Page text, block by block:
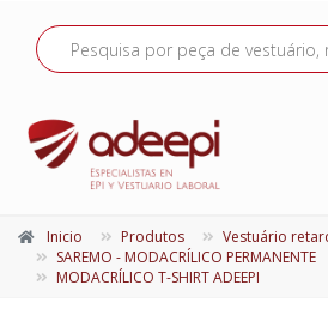
Inicio Produtos
Vestuário
SAREMO - MODACRÍLICO PERMANENTE
MODACRÍLICO T-SHIRT ADEEPI